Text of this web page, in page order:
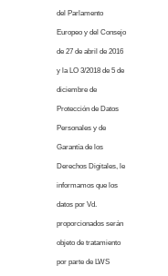
del Parlamento
Europeo y del Consejo
de 27 de abril de 2016
y la LO 3/2018 de 5 de
diciembre de
Protección de Datos
Personales y de
Garantía de los
Derechos Digitales, le
informamos que los
datos por Vd.
proporcionados serán
objeto de tratamiento
por parte de LWS